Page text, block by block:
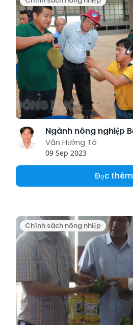
Văn Hưởng Tô
09 Sep 2023
Đọc thêm
Chính sách nông nhiệp